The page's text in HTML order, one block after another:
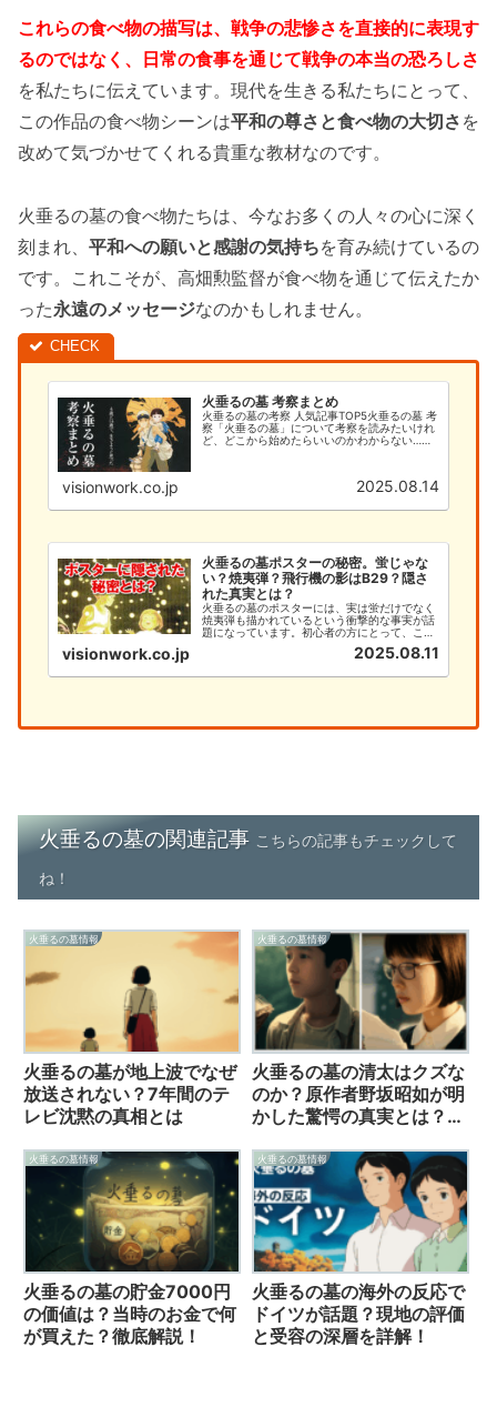
これらの食べ物の描写は、戦争の悲惨さを直接的に表現す
るのではなく、日常の食事を通じて戦争の本当の恐ろしさ
を私たちに伝えています。現代を生きる私たちにとって、
この作品の食べ物シーンは平和の尊さと食べ物の大切さ を
改めて気づかせてくれる貴重な教材なのです。
火垂るの墓の食べ物たちは、今なお多くの人々の心に深く
刻まれ、 平和への願いと感謝の気持ちを育み続けているの
です。これこそが、高畑勲監督が食べ物を通じて伝えたか
った永遠のメッセージなのかもしれません。
火垂るの墓 考察まとめ
火垂るの墓の考察 人気記事TOP5火垂るの墓 考
察「火垂るの墓」について考察を読みたいけれ
ど、どこから始めたらいいのかわからない…そ
visionwork.co.jp 2025.08.14
火垂るの墓ポスターの秘密。蛍じゃな
い？焼夷弾？飛行機の影はB29？隠さ
れた真実とは？
火垂るの墓のポスターには、実は蛍だけでなく
焼夷弾も描かれているという衝撃的な事実が話
題になっています。初心者の方にとって、この
深い意味を理解することは、作品への理解を大
きく深める重要なポイントです。本記事では、
と、初心者が知るべき基本情報...
visionwork.co.jp 2025.08.11
火垂るの墓の関連記事 こちらの記事もチェックして
ね！
火垂るの墓情報
火垂るの墓が地上波でなぜ
放送されない？7年間のテ
レビ沈黙の真相とは
火垂るの墓情報
火垂るの墓の清太はクズな
のか？原作者野坂昭如が明
かした驚愕の真実とは？完
火垂るの墓情報
火垂るの墓の貯金7000円
の価値は？当時のお金で何
が買えた？徹底解説！
火垂るの墓情報
火垂るの墓の海外の反応で
ドイツが話題？現地の評価
と受容の深層を詳解！